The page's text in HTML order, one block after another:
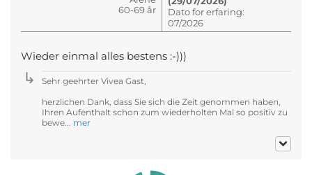
60-69 år
Dato for erfaring:
07/2026
Wieder einmal alles bestens :-)))
Sehr geehrter Vivea Gast,
herzlichen Dank, dass Sie sich die Zeit genommen haben,
Ihren Aufenthalt schon zum wiederholten Mal so positiv zu
bewe... mer